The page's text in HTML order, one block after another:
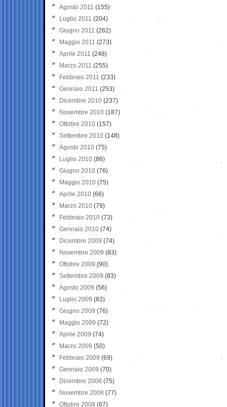
Agosto 2011 (155)
Luglio 2011 (204)
Giugno 2011 (262)
Maggio 2011 (273)
Aprile 2011 (248)
Marzo 2011 (255)
Febbraio 2011 (233)
Gennaio 2011 (253)
Dicembre 2010 (237)
Novembre 2010 (187)
Ottobre 2010 (157)
Settembre 2010 (148)
Agosto 2010 (75)
Luglio 2010 (86)
Giugno 2010 (76)
Maggio 2010 (75)
Aprile 2010 (66)
Marzo 2010 (79)
Febbraio 2010 (73)
Gennaio 2010 (74)
Dicembre 2009 (74)
Novembre 2009 (83)
Ottobre 2009 (90)
Settembre 2009 (83)
Agosto 2009 (56)
Luglio 2009 (83)
Giugno 2009 (76)
Maggio 2009 (72)
Aprile 2009 (74)
Marzo 2009 (50)
Febbraio 2009 (69)
Gennaio 2009 (70)
Dicembre 2008 (75)
Novembre 2008 (77)
Ottobre 2008 (67)